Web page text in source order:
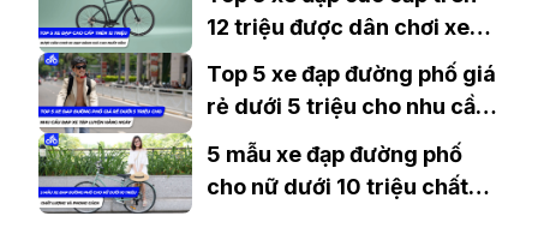
12 triệu được dân chơi xe
đạp đánh giá cao nhất năm
Top 5 xe đạp đường phố giá
rẻ dưới 5 triệu cho nhu cầu
đạp xe tập luyện hàng ngày
5 mẫu xe đạp đường phố
cho nữ dưới 10 triệu chất